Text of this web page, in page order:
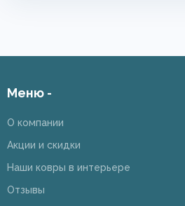
Меню -
О компании
Акции и скидки
Наши ковры в интерьере
Отзывы